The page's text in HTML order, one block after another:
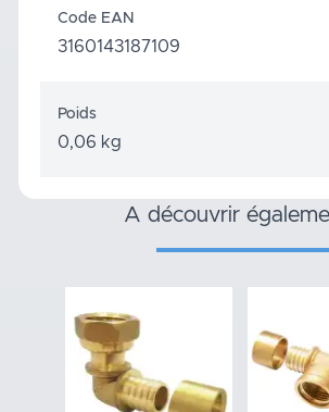
Code EAN
3160143187109
Poids
0,06 kg
a découvrir